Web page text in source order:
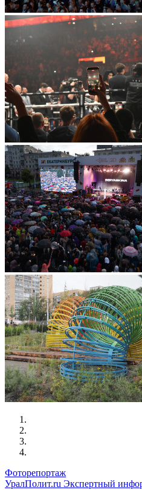
Фоторепортаж
УралПолит.ru Экспертный